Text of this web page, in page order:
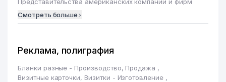
Смотреть больше
Реклама, полиграфия
Бланки разные - Производство, Продажа ,
Визитные карточки, Визитки - Изготовление ,